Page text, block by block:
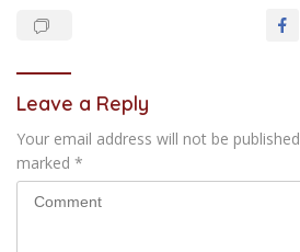
Leave a Reply
Your email address will not be
marked *